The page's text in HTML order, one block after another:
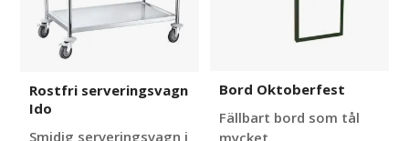
Rostfri serveringsvagn
Ido
Smidig serveringsvagn i
Bord Oktoberfest
Fällbart bord som tål